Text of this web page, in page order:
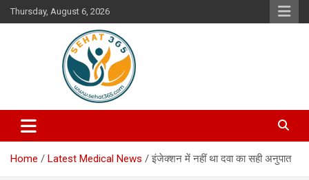
Skip
to
Thursday, August 6, 2026
Sehat365
Your's Complete Health Guide
Home Latest Medical News इंजेक्शन में नहीं था दवा का सही अनुपात